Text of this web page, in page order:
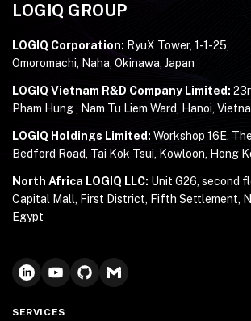
LOGIQ GROUP
LOGIQ Corporation: RyuX Tower, 1-1-25,
Omoromachi, Naha, Okinawa, Japan
LOGIQ Vietnam R&D Company Limited:
Pham Hung , Nam Tu Liem Ward, Hanoi,
LOGIQ Holdings Limited: Workshop 16E,
Bedford Road, Tai Kok Tsui, Kowloon, Hong
North Africa LOGIQ LLC: Unit G26, second
Capital Mall, First District, Fifth Settlement,
Egypt
SERVICES